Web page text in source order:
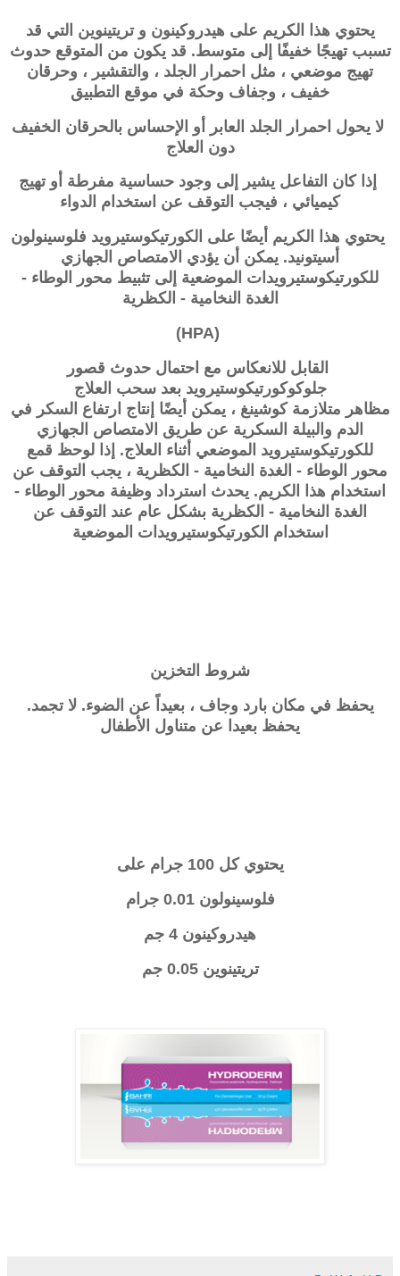
يحتوي هذا الكريم على هيدروكينون و تريتينوين التي قد
تسبب تهيجًا خفيفًا إلى متوسط. قد يكون من المتوقع حدوث
تهيج موضعي ، مثل احمرار الجلد ، والتقشير ، وحرقان
خفيف ، وجفاف وحكة في موقع التطبيق
لا يحول احمرار الجلد العابر أو الإحساس بالحرقان الخفيف
دون العلاج
إذا كان التفاعل يشير إلى وجود حساسية مفرطة أو تهيج
كيميائي ، فيجب التوقف عن استخدام الدواء
يحتوي هذا الكريم أيضًا على الكورتيكوستيرويد فلوسينولون
أسيتونيد. يمكن أن يؤدي الامتصاص الجهازي
للكورتيكوستيرويدات الموضعية إلى تثبيط محور الوطاء -
الغدة النخامية - الكظرية
(HPA)
القابل للانعكاس مع احتمال حدوث قصور
جلوكوكورتيكوستيرويد بعد سحب العلاج
مظاهر متلازمة كوشينغ ، يمكن أيضًا إنتاج ارتفاع السكر في
الدم والبيلة السكرية عن طريق الامتصاص الجهازي
للكورتيكوستيرويد الموضعي أثناء العلاج. إذا لوحظ قمع
محور
الوطاء - الغدة النخامية - الكظرية ، يجب التوقف عن
استخدام هذا الكريم. يحدث استرداد وظيفة محور
الوطاء -
الغدة النخامية - الكظرية بشكل عام عند التوقف عن
استخدام الكورتيكوستيرويدات الموضعية
شروط التخزين
يحفظ في مكان بارد وجاف ، بعيداً عن الضوء. لا تجمد.
يحفظ بعيدا عن متناول الأطفال
يحتوي كل 100 جرام على
فلوسينولون 0.01 جرام
هيدروكينون 4 جم
تريتينوين 0.05 جم